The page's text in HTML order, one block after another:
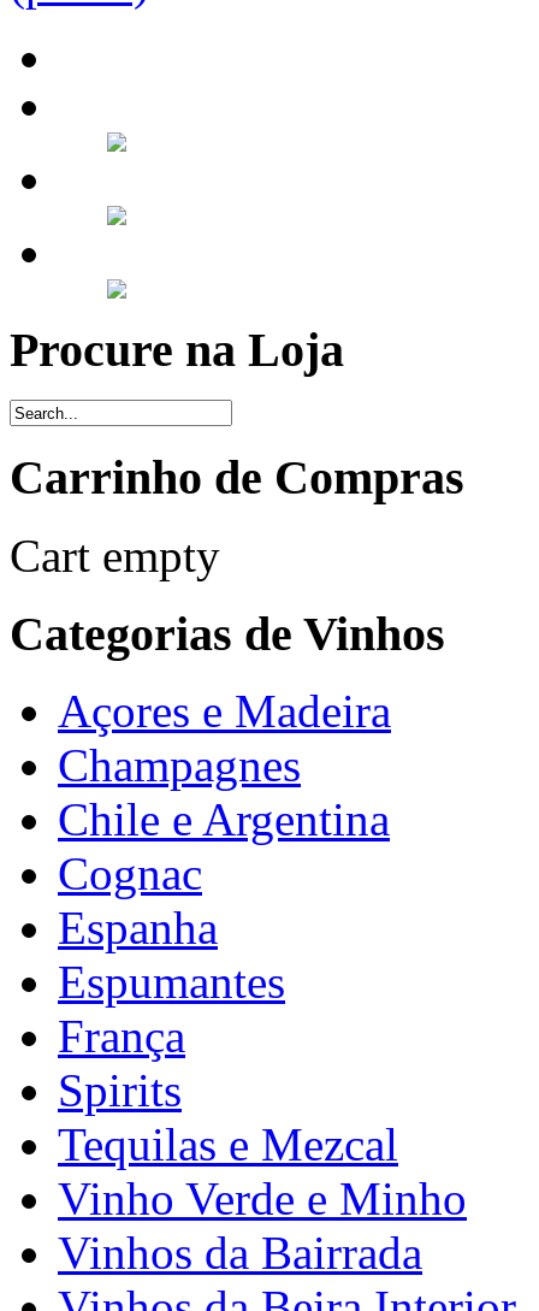
Procure na Loja
Carrinho de Compras
Cart empty
Categorias de Vinhos
Açores e Madeira
Champagnes
Chile e Argentina
Cognac
Espanha
Espumantes
França
Spirits
Tequilas e Mezcal
Vinho Verde e Minho
Vinhos da Bairrada